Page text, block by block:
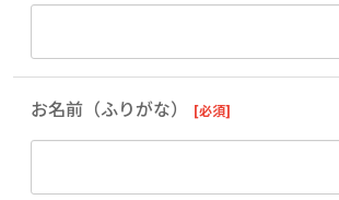
お名前（ふりがな） [必須]